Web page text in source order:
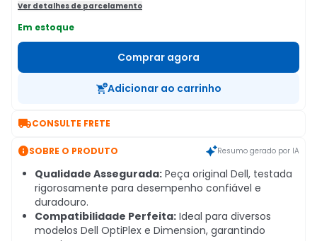
Ver detalhes de parcelamento
Em estoque
Comprar agora
Adicionar ao carrinho
CONSULTE FRETE
SOBRE O PRODUTO Resumo gerado por IA
Qualidade Assegurada: Peça original Dell, testada
rigorosamente para desempenho confiável e
duradouro.
Compatibilidade Perfeita: Ideal para diversos
modelos Dell OptiPlex e Dimension, garantindo